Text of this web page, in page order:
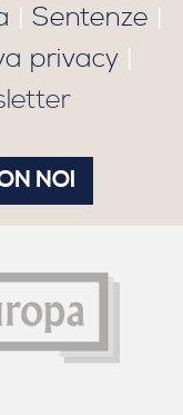
| Sentenze |
privacy|
NOI